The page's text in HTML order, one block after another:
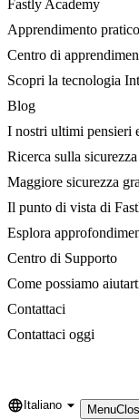
Fastly Academy
Apprendimento
Centro di
Scopri la tecnologia
Blog
I nostri ultimi pensieri
Ricerca sulla sicurezza
Maggiore sicurezza
Il punto di vista di
Esplora
Centro di Supporto
Come possiamo
Contattaci
Contattaci oggi
Language
Italiano Menu